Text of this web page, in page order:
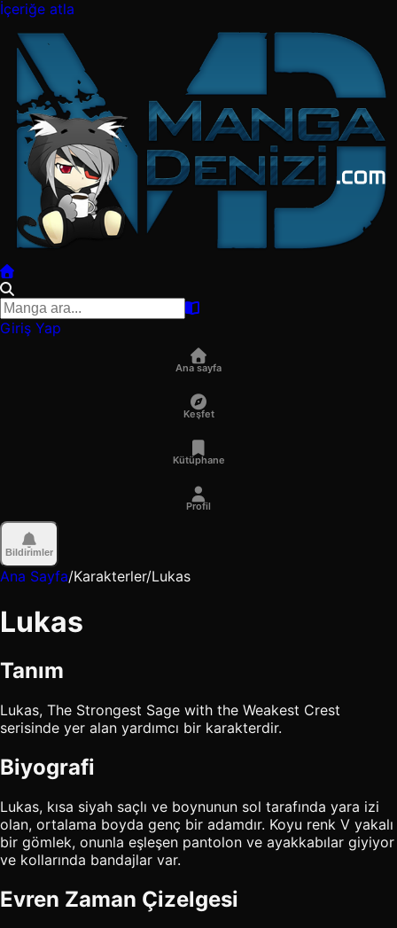
İçeriğe atla
Giriş Yap
Ana sayfa
Keşfet
Kütüphane
Profil
Bildirimler
Ana Sayfa/Karakterler/Lukas
Lukas
Tanım
Lukas, The Strongest Sage with the Weakest Crest
serisinde yer alan yardımcı bir karakterdir.
Biyografi
Lukas, kısa siyah saçlı ve boynunun sol tarafında yara izi
olan, ortalama boyda genç bir adamdır. Koyu renk V yakalı
bir gömlek, onunla eşleşen pantolon ve ayakkabılar giyiyor
ve kollarında bandajlar var.
Evren Zaman Çizelgesi